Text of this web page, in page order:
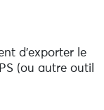
d'exporter le
(ou autre outil